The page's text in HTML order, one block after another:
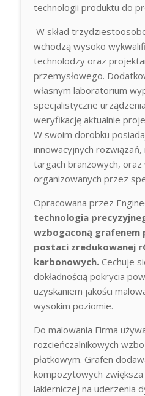
technologii produktu do
W skład
wchodzą wysoko
technolodzy oraz
przemysłowego.
własnym laboratorium
specjalistyczne
weryfikację aktualnie
W swoim dorobku
innowacyjnych rozwiązań,
targach branżowych, oraz
organizowanych przez
Opracowana przez
technologia
wzbogaconą grafenem
postaci zredukowanej
karbonowych. Cechuje
dokładnością pokrycia
uzyskaniem jakości
wysokim poziomie.
Do malowania Firma
rozcieńczalnikowych
płatkowym. Grafen
kompozytowych zwiększa
lakierniczej na uderzenia